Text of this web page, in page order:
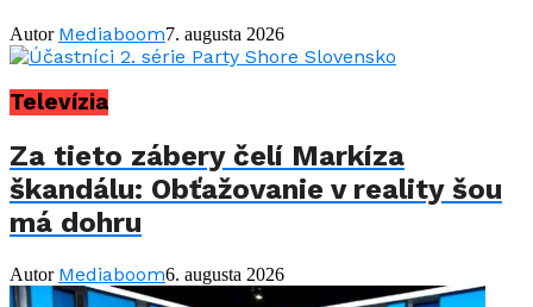
Autor Mediaboom7. augusta 2026
Televízia
Za tieto zábery čelí Markíza
škandálu: Obťažovanie v reality šou
má dohru
Autor Mediaboom6. augusta 2026